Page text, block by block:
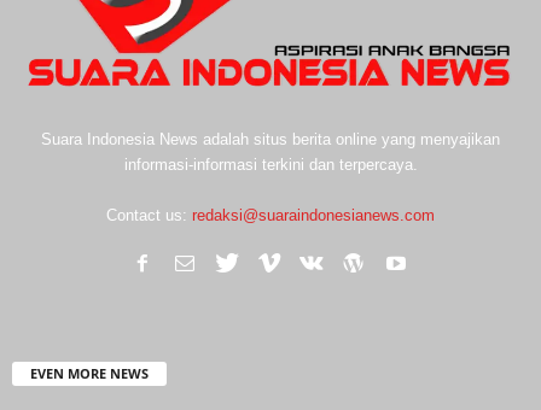
Suara Indonesia News adalah situs berita online yang menyajikan
informasi-informasi terkini dan terpercaya.
Contact us: redaksi@suaraindonesianews.com
EVEN MORE NEWS